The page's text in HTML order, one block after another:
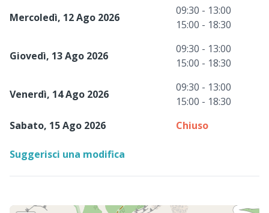
Mercoledì, 12 Ago 2026
09:30 - 13:00
15:00 - 18:30
Giovedì, 13 Ago 2026
09:30 - 13:00
15:00 - 18:30
Venerdì, 14 Ago 2026
09:30 - 13:00
15:00 - 18:30
Sabato, 15 Ago 2026
Chiuso
Suggerisci una modifica